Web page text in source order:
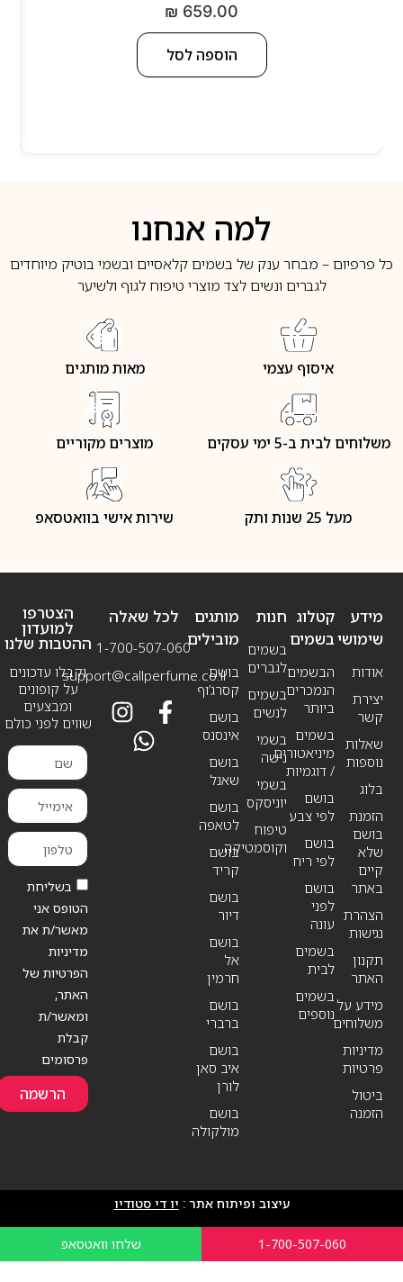
₪ 659.00
הוספה לסל
למה אנחנו
כל פרפיום – מבחר ענק של בשמים קלאסיים ובשמי בוטיק מיוחדים
לגברים ונשים לצד מוצרי טיפוח לגוף ולשיער
איסוף עצמי מאות מותגים
משלוחים לבית ב-5 ימי עסקים מוצרים מקוריים
מעל 25 שנות ותק שירות אישי בוואטסאפ
מידע
שימושי
אודות
יצירת
קשר
שאלות
נוספות
בלוג
הזמנת
בושם
שלא
קיים
באתר
הצהרת
נגישות
תקנון
האתר
מידע על
משלוחים
מדיניות
פרטיות
ביטול
הזמנה
חנות
בשמים
לגברים
בשמים
לנשים
בשמי
נישה
בשמי
יוניסקס
טיפוח
וקוסמטיקה
קטלוג
בשמים
הבשמים
הנמכרים
ביותר
בשמים
מיניאטורים
/ דוגמיות
בושם
לפי צבע
בושם
לפי ריח
בושם
לפני
עונה
בשמים
לבית
בשמים
נוספים
מותגים
מובילים
בושם
קסרג’וף
בושם
אינסנס
בושם
שאנל
בושם
לטאפה
בושם
קריד
בושם
דיור
בושם
אל
חרמין
בושם
ברברי
בושם
איב סאן
לורן
בושם
מולקולה
לכל שאלה
1-700-507-060
support@callperfume.co.il
הצטרפו
למועדון
ההטבות שלנו
וקבלו עדכונים
על קופונים
ומבצעים
שווים לפני כולם
בשליחת
הטופס אני
מאשר/ת את
מדיניות
הפרטיות של
האתר,
ומאשר/ת
קבלת
פרסומים
הרשמה
עיצוב ופיתוח אתר : יו די סטודיו
1-700-507-060 שלחו וואטסאפ